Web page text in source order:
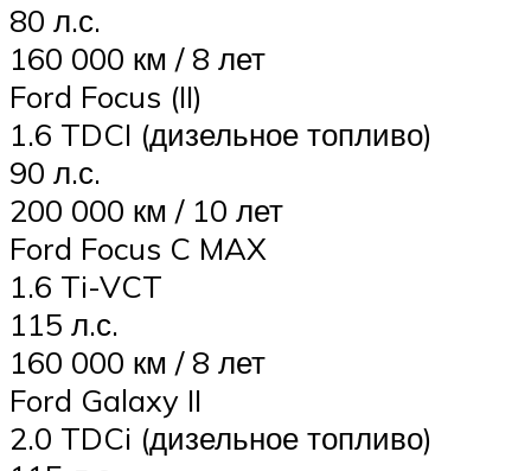
80 л.с.
160 000 км / 8 лет
Ford Focus (II)
1.6 TDCI (дизельное топливо)
90 л.с.
200 000 км / 10 лет
Ford Focus C MAX
1.6 Ti-VCT
115 л.с.
160 000 км / 8 лет
Ford Galaxy II
2.0 TDCi (дизельное топливо)